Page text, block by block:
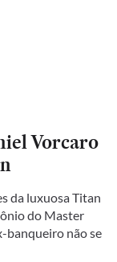
Vorcaro
da luxuosa Titan
do Master
banqueiro não se